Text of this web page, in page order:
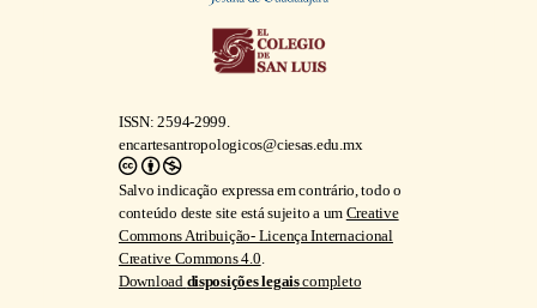
ISSN: 2594-2999.
encartesantropologicos@ciesas.edu.mx
Salvo indicação expressa em contrário, todo o
conteúdo deste site está sujeito a um Creative
Commons Atribuição- Licença Internacional
Creative Commons 4.0
Download disposições legaiscompleto